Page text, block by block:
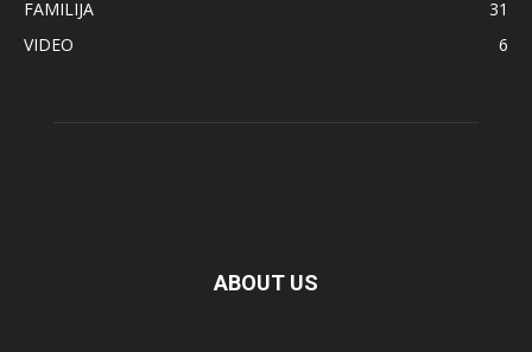
FAMILIJA
31
VIDEO
6
ABOUT US